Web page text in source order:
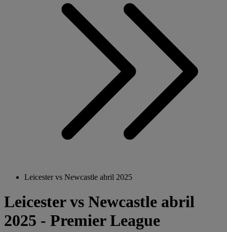
Leicester vs Newcastle abril 2025
Leicester vs Newcastle abril
2025 - Premier League